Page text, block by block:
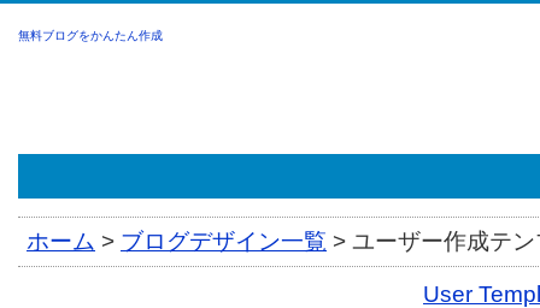
無料ブログをかんたん作成
ホーム > ブログデザイン一覧 > ユーザー作成テ
User